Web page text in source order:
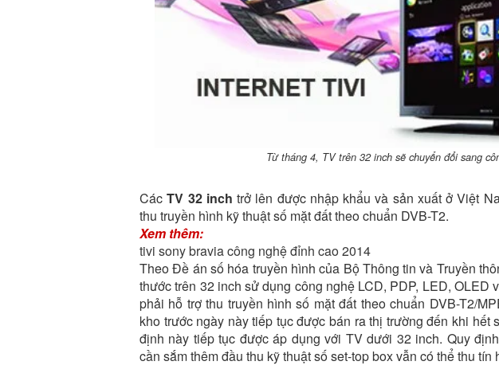
Từ tháng 4, TV trên 32 inch sẽ chuyển đổi sang
CácTV 32 inch trở lên được nhập khẩu và sản xuất ở Việt
thu truyền hình kỹ thuật số mặt đất theo chuẩn DVB-T2.
Xem thêm:
tivi sony bravia công nghệ đỉnh cao 2014
Theo Đề án số hóa truyền hình của Bộ Thông tin và Truyền
thước trên 32 inch sử dụng công nghệ LCD, PDP, LED, OLED
phải hỗ trợ thu truyền hình số mặt đất theo chuẩn DVB-T2/
kho trước ngày này tiếp tục được bán ra thị trường đến khi hết
định này tiếp tục được áp dụng với TV dưới 32 inch. Quy
cần sắm thêm đầu thu kỹ thuật số set-top box vẫn có thể thu tín